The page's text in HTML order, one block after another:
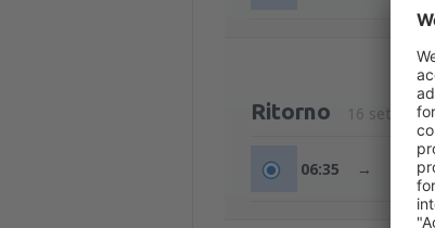
Ritorno 16 set (mer)
06:35 → 07:55